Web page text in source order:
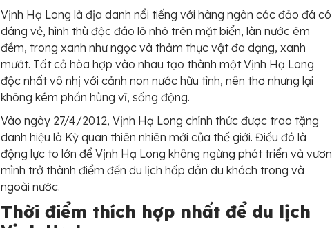
Vịnh Hạ Long là địa danh nổi tiếng với hàng ngàn các đảo đá có
dáng vẻ, hình thù độc đáo lô nhô trên mặt biển, làn nước êm
đềm, trong xanh như ngọc và thảm thực vật đa dạng, xanh
mướt. Tất cả hòa hợp vào nhau tạo thành một Vịnh Hạ Long
độc nhất vô nhị với cảnh non nước hữu tình, nên thơ nhưng lại
không kém phần hùng vĩ, sống động.
Vào ngày 27/4/2012, Vịnh Hạ Long chính thức được trao tặng
danh hiệu là Kỳ quan thiên nhiên mới của thế giới. Điều đó là
động lực to lớn để Vịnh Hạ Long không ngừng phát triển và vươn
mình trở thành điểm đến du lịch hấp dẫn du khách trong và
ngoài nước.
Thời điểm thích hợp nhất để du lịch